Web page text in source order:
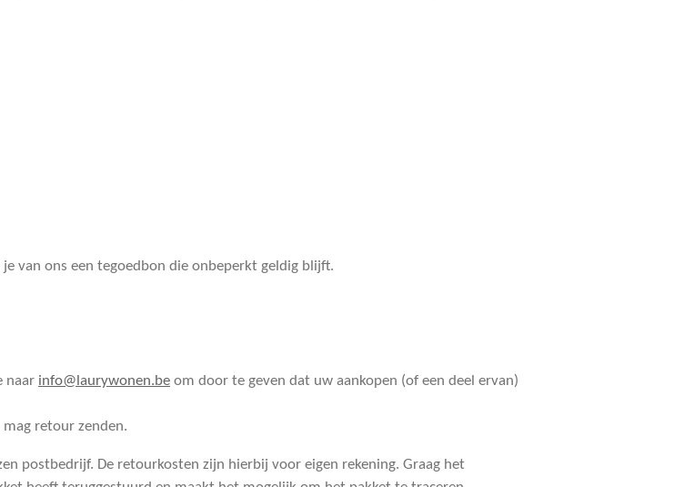
van ons een tegoedbon die onbeperkt geldig blijft.
naar info@laurywonen.be om door te geven dat uw aankopen (of een deel ervan)
retour zenden.
postbedrijf. De retourkosten zijn hierbij voor eigen rekening. Graag het